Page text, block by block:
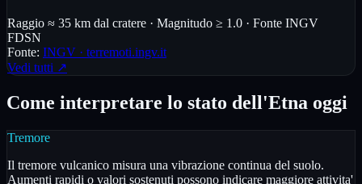
Raggio ≈ 35 km dal cratere · Magnitudo ≥ 1.0 · Fonte INGV
FDSN
Fonte: INGV · terremoti.ingv.it
Vedi tutti ↗
Come interpretare lo stato dell'Etna oggi
Tremore
Il tremore vulcanico misura una vibrazione continua del suolo.
Aumenti rapidi o valori sostenuti possono indicare maggiore attivita'